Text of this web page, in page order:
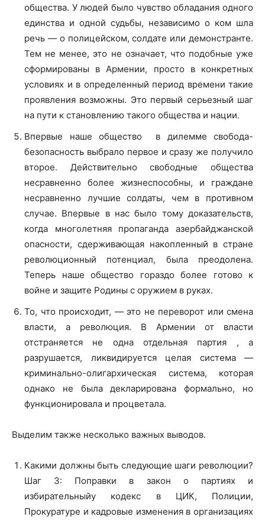
общества. У людей было чувство обладания одного
единства и одной судьбы, независимо о ком шла
речь — о полицейском, солдате или демонстранте.
Тем не менее, это не означает, что подобные уже
сформированы в Армении, просто в конкретных
условиях и в определенный период времени такие
проявления возможны. Это первый серьезный шаг
на пути к становлению такого общества и нации.
Впервые наше общество в дилемме свобода-
безопасность выбрало первое и сразу же получило
второе. Действительно свободные общества
несравненно более жизнеспособны, и граждане
несравненно лучшие солдаты, чем в противном
случае. Впервые в нас было тому доказательств,
когда многолетняя пропаганда азербайджанской
опасности, сдерживающая накопленный в стране
революционный потенциал, была преодолена.
Теперь наше общество гораздо более готово к
войне и защите Родины с оружием в руках.
То, что происходит, — это не переворот или смена
власти, а революция. В Армении от власти
отстраняется не одна отдельная партия , а
разрушается, ликвидируется целая система —
криминально-олигархическая система, которая
однако не была декларирована формально, но
функционировала и процветала.
Выделим также несколько важных выводов.
Какими должны быть следующие шаги революции?
Шаг 3: Поправки в закон о партиях и
избирательныйу кодекс в ЦИК, Полиции,
Прокуратуре и кадровые изменения в организациях